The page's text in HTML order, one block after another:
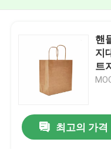
핸
지
트
최고의 가격